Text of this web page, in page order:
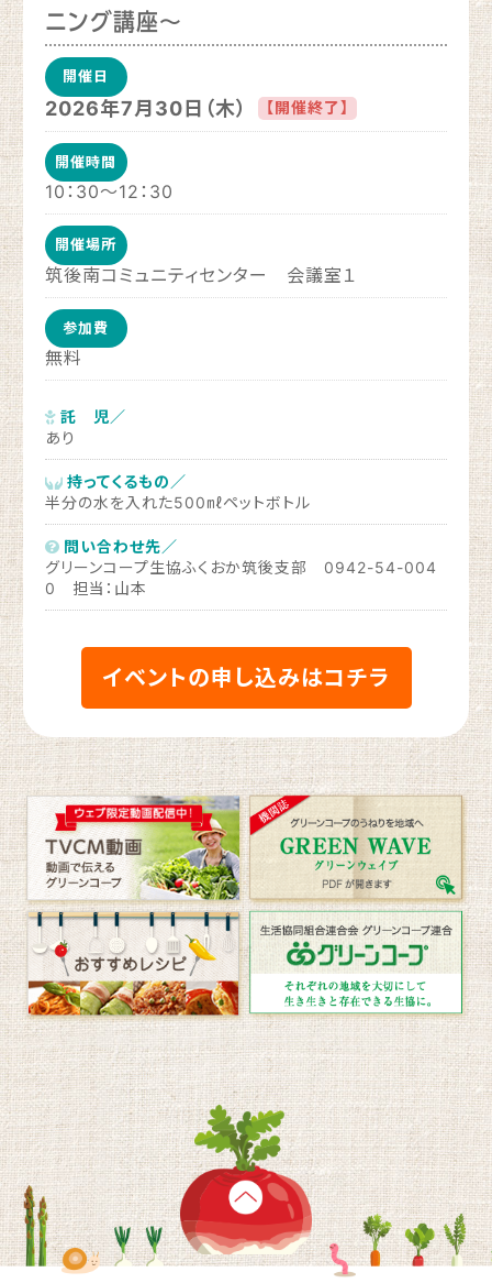
ニング講座～
開催日
2026年7月30日（木） 【開催終了】
開催時間
10：30～12：30
開催場所
筑後南コミュニティセンター 会議室１
参加費
無料
託 児／
あり
持ってくるもの／
半分の水を入れた500㎖ペットボトル
問い合わせ先／
グリーンコープ生協ふくおか筑後支部 0942-54-004
0 担当：山本
イベントの申し込みはコチラ